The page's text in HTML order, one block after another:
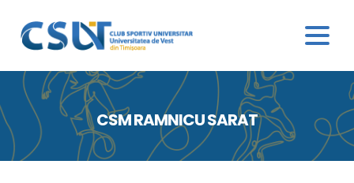
CSM RAMNICU SARAT